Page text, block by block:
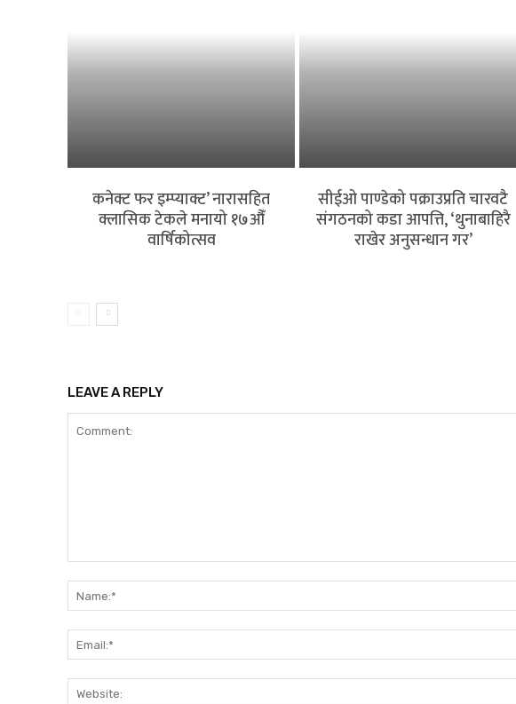
कनेक्ट फर इम्प्याक्ट’ नारासहित
क्लासिक टेकले मनायो १७औँ
वार्षिकोत्सव
सीईओ पाण्डेको पक्राउप्रति चारवटै
संगठनको कडा आपत्ति, ‘थुनाबाहिरै
राखेर अनुसन्धान गर’
LEAVE A REPLY